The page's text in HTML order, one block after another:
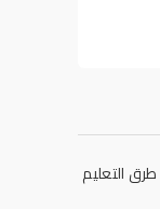
التعليم